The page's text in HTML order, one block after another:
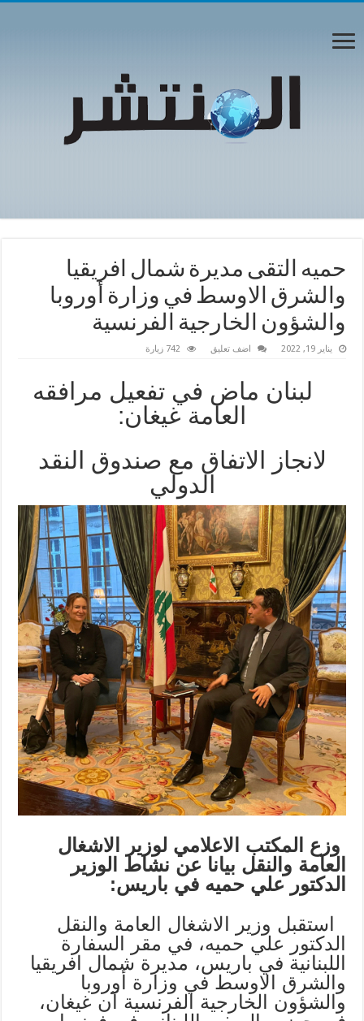
حميه التقى مديرة شمال افريقيا
والشرق الاوسط في وزارة أوروبا
والشؤون الخارجية الفرنسية
يناير 19, 2022 اضف تعليق 742 زيارة
لبنان ماض في تفعيل مرافقه
العامة غيغان:
لانجاز الاتفاق مع صندوق النقد
الدولي
وزع المكتب الاعلامي لوزير الاشغال
العامة والنقل بيانا عن نشاط الوزير
الدكتور علي حميه في باريس:
استقبل وزير الاشغال العامة والنقل
الدكتور علي حميه، في مقر السفارة
اللبنانية في باريس، مديرة شمال افريقيا
والشرق الاوسط في وزارة أوروبا
والشؤون الخارجية الفرنسية آن غيغان،